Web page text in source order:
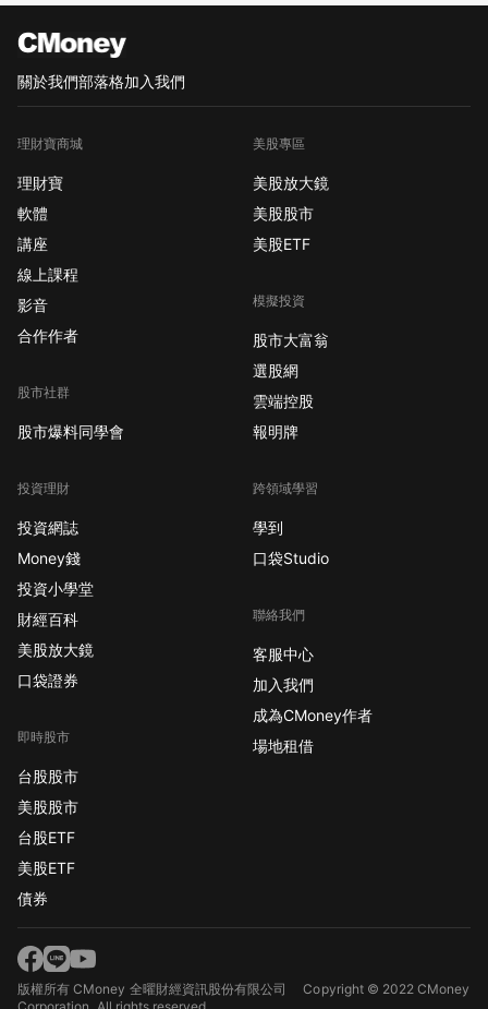
關於我們部落格加入我們
理財寶商城
理財寶
軟體
講座
線上課程
影音
合作作者
股市社群
股市爆料同學會
投資理財
投資網誌
Money錢
投資小學堂
財經百科
美股放大鏡
口袋證券
即時股市
台股股市
美股股市
台股ETF
美股ETF
債券
美股專區
美股放大鏡
美股股市
美股ETF
模擬投資
股市大富翁
選股網
雲端控股
報明牌
跨領域學習
學到
口袋Studio
聯絡我們
客服中心
加入我們
成為CMoney作者
場地租借
版權所有 CMoney 全曜財經資訊股份有限公司Copyright © 2022 CMoney